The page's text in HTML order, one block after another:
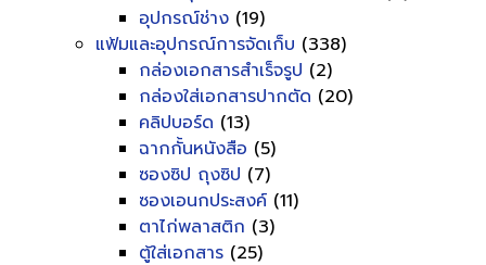
อุปกรณ์ช่าง (19)
แฟ้มและอุปกรณ์การจัดเก็บ (338)
กล่องเอกสารสำเร็จรูป (2)
กล่องใส่เอกสารปากตัด (20)
คลิปบอร์ด (13)
ฉากกั้นหนังสือ (5)
ซองซิป ถุงซิป (7)
ซองเอนกประสงค์ (11)
ตาไก่พลาสติก (3)
ตู้ใส่เอกสาร (25)